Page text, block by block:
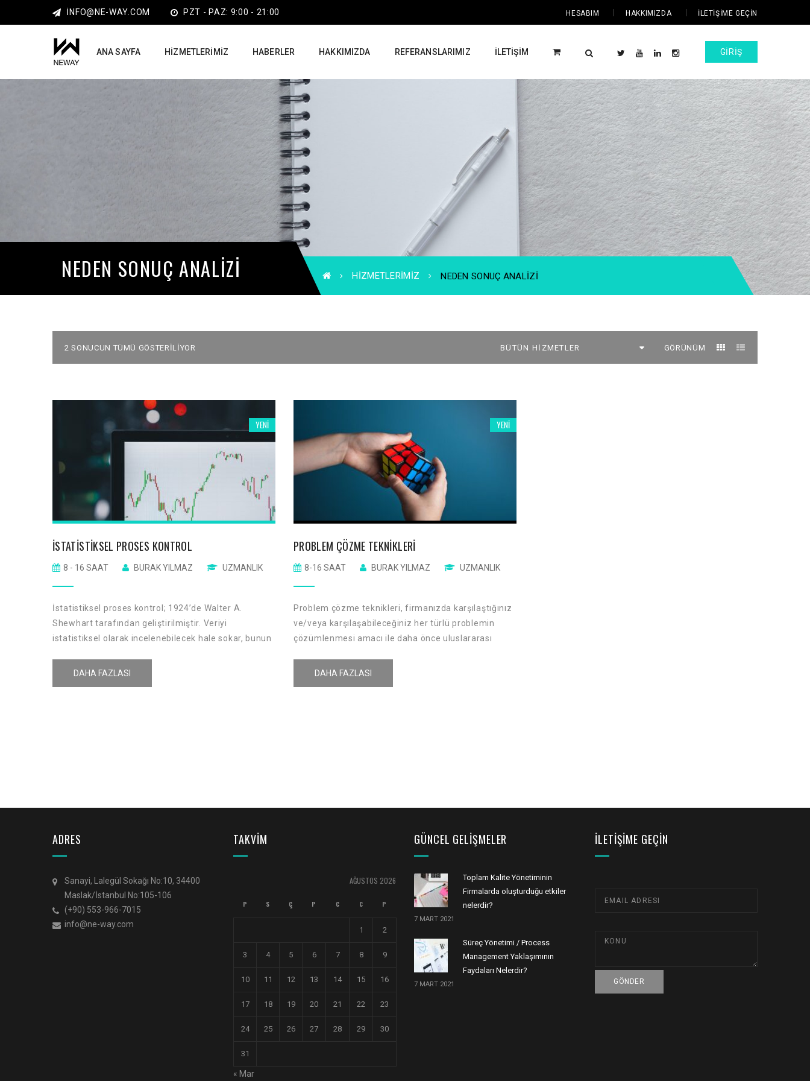
INFO@NE-WAY.COM PZT - PAZ: 9:00 - 21:00 HESABIM HAKKIMIZDA İLETIŞIME GEÇIN
ANA SAYFA HIZMETLERIMIZ HABERLER HAKKIMIZDA REFERANSLARIMIZ İLETIŞIM GIRIŞ
NEDEN SONUÇ ANALIZI HIZMETLERIMIZ NEDEN SONUÇ ANALIZI
GÖRÜNÜM
2 SONUCUN TÜMÜ GÖSTERILIYOR
YENI
İSTATISTIKSEL PROSES KONTROL
8 - 16 SAAT BURAK YILMAZ UZMANLIK
İstatistiksel proses kontrol; 1924’de Walter A.
Shewhart tarafından geliştirilmiştir. Veriyi
istatistiksel olarak incelenebilecek hale sokar, bunun
hakkında bilgi verir. Ürün ve süreç performansı
DAHA FAZLASI
YENI
PROBLEM ÇÖZME TEKNIKLERI
8-16 SAAT BURAK YILMAZ UZMANLIK
Problem çözme teknikleri, firmanızda karşılaştığınız
ve/veya karşılaşabileceğiniz her türlü problemin
çözümlenmesi amacı ile daha önce uluslararası
isimdir. Problem çözme tekniklerinde alışılagelmiş
DAHA FAZLASI
ADRES
Sanayi, Lalegül Sokağı No:10, 34400
Maslak/İstanbul No:105-106
(+90) 553-966-7015
info@ne-way.com
TAKVİM
AĞUSTOS 2026
P S Ç P C C P
1 2
3 4 5 6 7 8 9
10 11 12 13 14 15 16
17 18 19 20 21 22 23
24 25 26 27 28 29 30
31
« Mar
GÜNCEL GELIŞMELER
Toplam Kalite Yönetiminin
Firmalarda oluşturduğu etkiler
nelerdir?
7 MART 2021
Süreç Yönetimi / Process
Management Yaklaşımının
Faydaları Nelerdir?
7 MART 2021
İLETIŞIME GEÇIN